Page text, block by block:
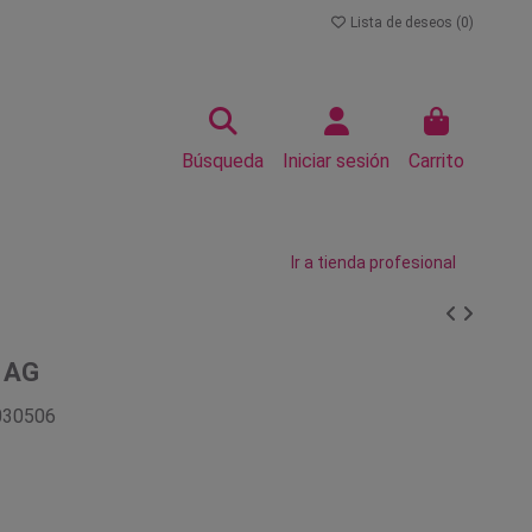
Lista de deseos (0)
Búsqueda Iniciar sesión Carrito
Ir a tienda profesional